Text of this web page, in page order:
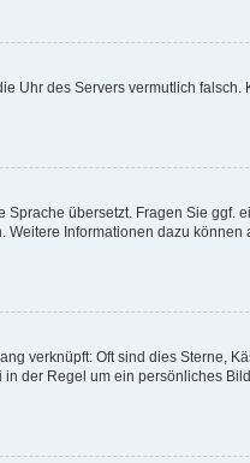
Uhr des Servers vermutlich
übersetzt. Fragen Sie ggf.
Informationen dazu können
verknüpft: Oft sind dies Sterne,
der Regel um ein persönliches